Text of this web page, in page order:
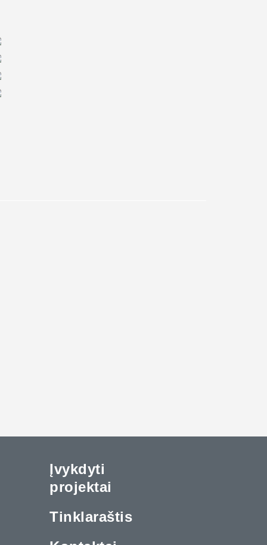
Įvykdyti
projektai
Tinklaraštis